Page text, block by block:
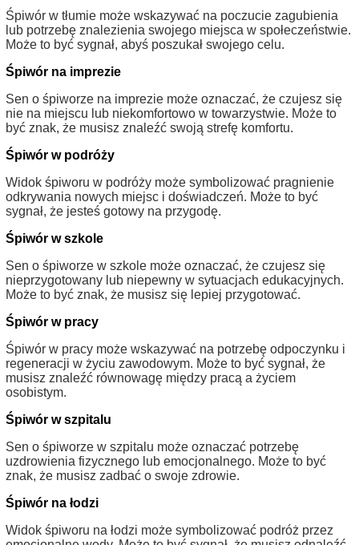
Śpiwór w tłumie może wskazywać na poczucie zagubienia
lub potrzebę znalezienia swojego miejsca w społeczeństwie.
Może to być sygnał, abyś poszukał swojego celu.
Śpiwór na imprezie
Sen o śpiworze na imprezie może oznaczać, że czujesz się
nie na miejscu lub niekomfortowo w towarzystwie. Może to
być znak, że musisz znaleźć swoją strefę komfortu.
Śpiwór w podróży
Widok śpiworu w podróży może symbolizować pragnienie
odkrywania nowych miejsc i doświadczeń. Może to być
sygnał, że jesteś gotowy na przygodę.
Śpiwór w szkole
Sen o śpiworze w szkole może oznaczać, że czujesz się
nieprzygotowany lub niepewny w sytuacjach edukacyjnych.
Może to być znak, że musisz się lepiej przygotować.
Śpiwór w pracy
Śpiwór w pracy może wskazywać na potrzebę odpoczynku i
regeneracji w życiu zawodowym. Może to być sygnał, że
musisz znaleźć równowagę między pracą a życiem
osobistym.
Śpiwór w szpitalu
Sen o śpiworze w szpitalu może oznaczać potrzebę
uzdrowienia fizycznego lub emocjonalnego. Może to być
znak, że musisz zadbać o swoje zdrowie.
Śpiwór na łodzi
Widok śpiworu na łodzi może symbolizować podróż przez